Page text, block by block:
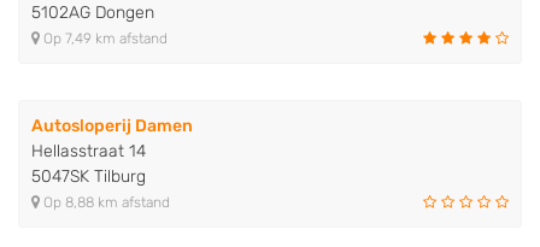
5102AG Dongen
Op 7,49 km afstand
Autosloperij Damen
Hellasstraat 14
5047SK Tilburg
Op 8,88 km afstand